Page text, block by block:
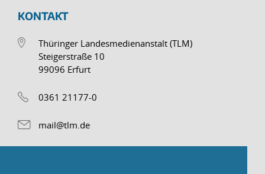
KONTAKT
Thüringer Landesmedienanstalt (TLM)
Steigerstraße 10
99096 Erfurt
0361 21177-0
mail@tlm.de